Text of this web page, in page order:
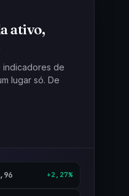
ativo,
indicadores de
lugar só. De
+2,27%